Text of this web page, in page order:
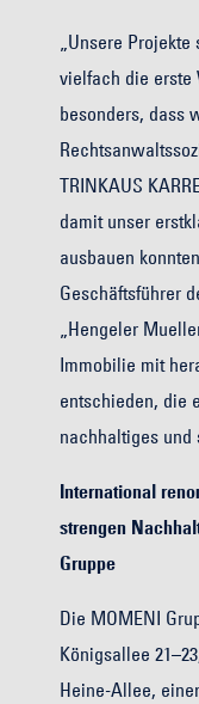
„Unsere
vielfach die erste
besonders, dass
TRINKAUS
damit unser
ausbauen
Geschäftsführer
„Hengeler
Immobilie mit
entschieden, die
nachhaltiges und
International
strengen
Gruppe
Die MOMENI
Königsallee
Heine-Allee,